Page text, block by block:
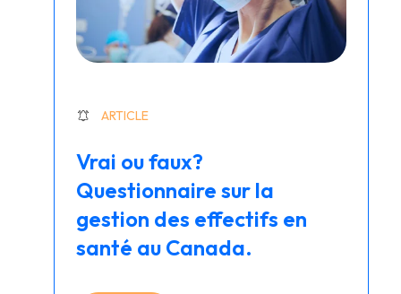
ARTICLE
Vrai ou faux?
Questionnaire sur la
gestion des effectifs en
santé au Canada.